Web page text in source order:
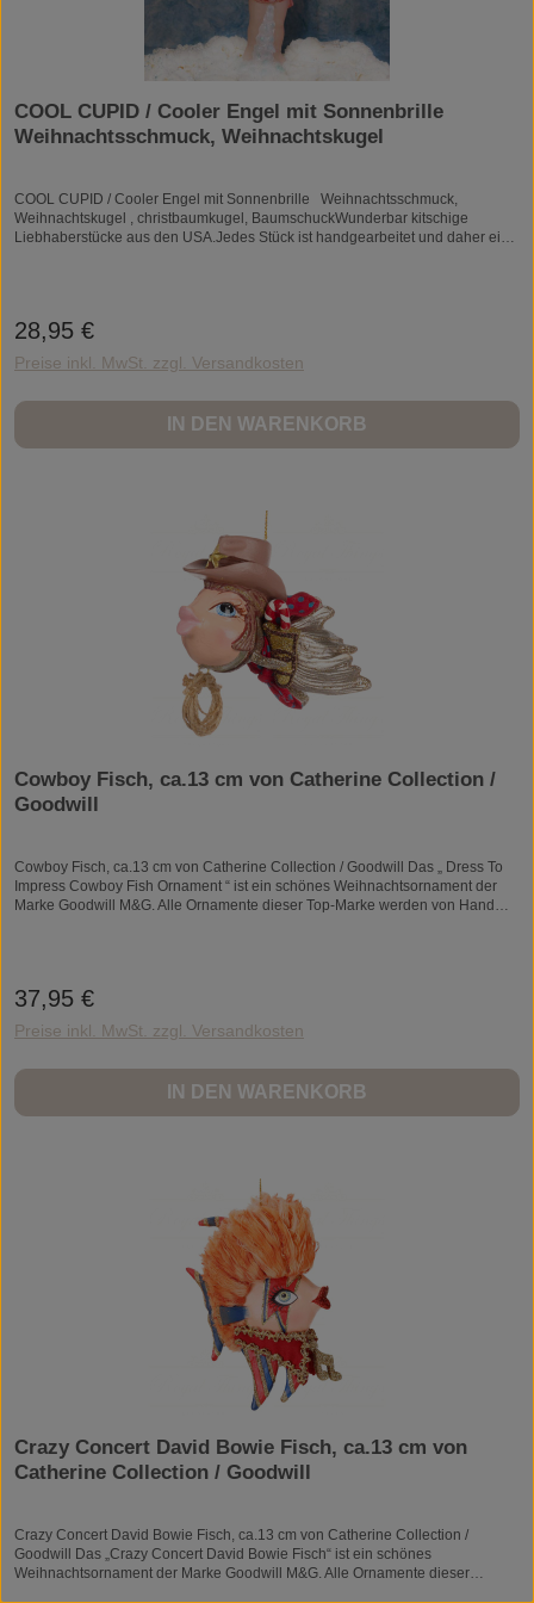
COOL CUPID / Cooler Engel mit Sonnenbrille
Weihnachtsschmuck, Weihnachtskugel
COOL CUPID / Cooler Engel mit Sonnenbrille Weihnachtsschmuck,
Weihnachtskugel , christbaumkugel, BaumschuckWunderbar kitschige
Liebhaberstücke aus den USA.Jedes Stück ist handgearbeitet und daher ein
Regulärer Preis:
28,95 €
Preise inkl. MwSt. zzgl. Versandkosten
IN DEN WARENKORB
Cowboy Fisch, ca.13 cm von Catherine Collection /
Goodwill
Cowboy Fisch, ca.13 cm von Catherine Collection / Goodwill Das „ Dress To
Impress Cowboy Fish Ornament “ ist ein schönes Weihnachtsornament der
Marke Goodwill M&G. Alle Ornamente dieser Top-Marke werden von Hand
besonderem Weihnachtsschmuck! Wunderbar kitschige Liebhaberstücke aus
handgearbeitet und daher ein Unikat.Material: Kunststein/ResinZum
Regulärer Preis:
37,95 €
Preise inkl. MwSt. zzgl. Versandkosten
IN DEN WARENKORB
Crazy Concert David Bowie Fisch, ca.13 cm von
Catherine Collection / Goodwill
Crazy Concert David Bowie Fisch, ca.13 cm von Catherine Collection /
Goodwill Das „Crazy Concert David Bowie Fisch“ ist ein schönes
Weihnachtsornament der Marke Goodwill M&G. Alle Ornamente dieser